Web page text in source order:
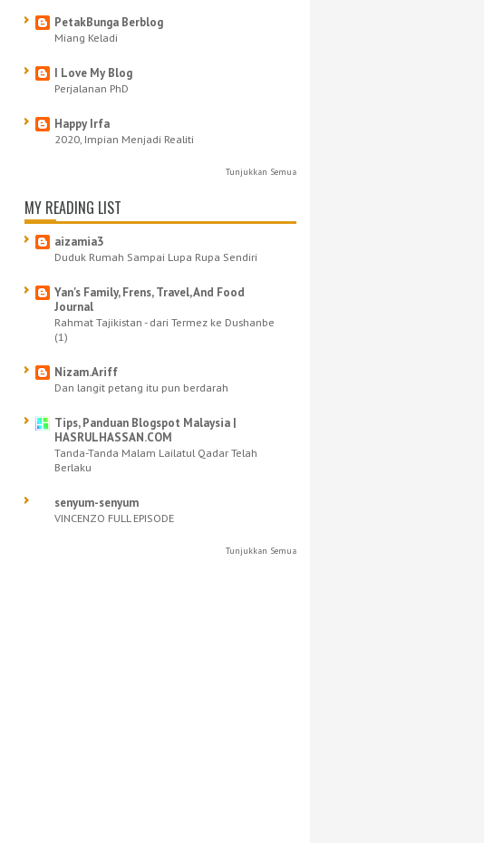
PetakBunga Berblog
Miang Keladi
I Love My Blog
Perjalanan PhD
Happy Irfa
2020, Impian Menjadi Realiti
Tunjukkan Semua
MY READING LIST
aizamia3
Duduk Rumah Sampai Lupa Rupa Sendiri
Yan's Family, Frens, Travel, And Food
Journal
Rahmat Tajikistan - dari Termez ke Dushanbe
(1)
Nizam.Ariff
Dan langit petang itu pun berdarah
Tips, Panduan Blogspot Malaysia |
HASRULHASSAN.COM
Tanda-Tanda Malam Lailatul Qadar Telah
Berlaku
senyum-senyum
VINCENZO FULL EPISODE
Tunjukkan Semua